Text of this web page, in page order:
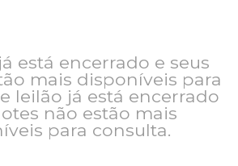
está encerrado e seus
mais disponíveis para
leilão já está encerrado
não estão mais
para consulta.